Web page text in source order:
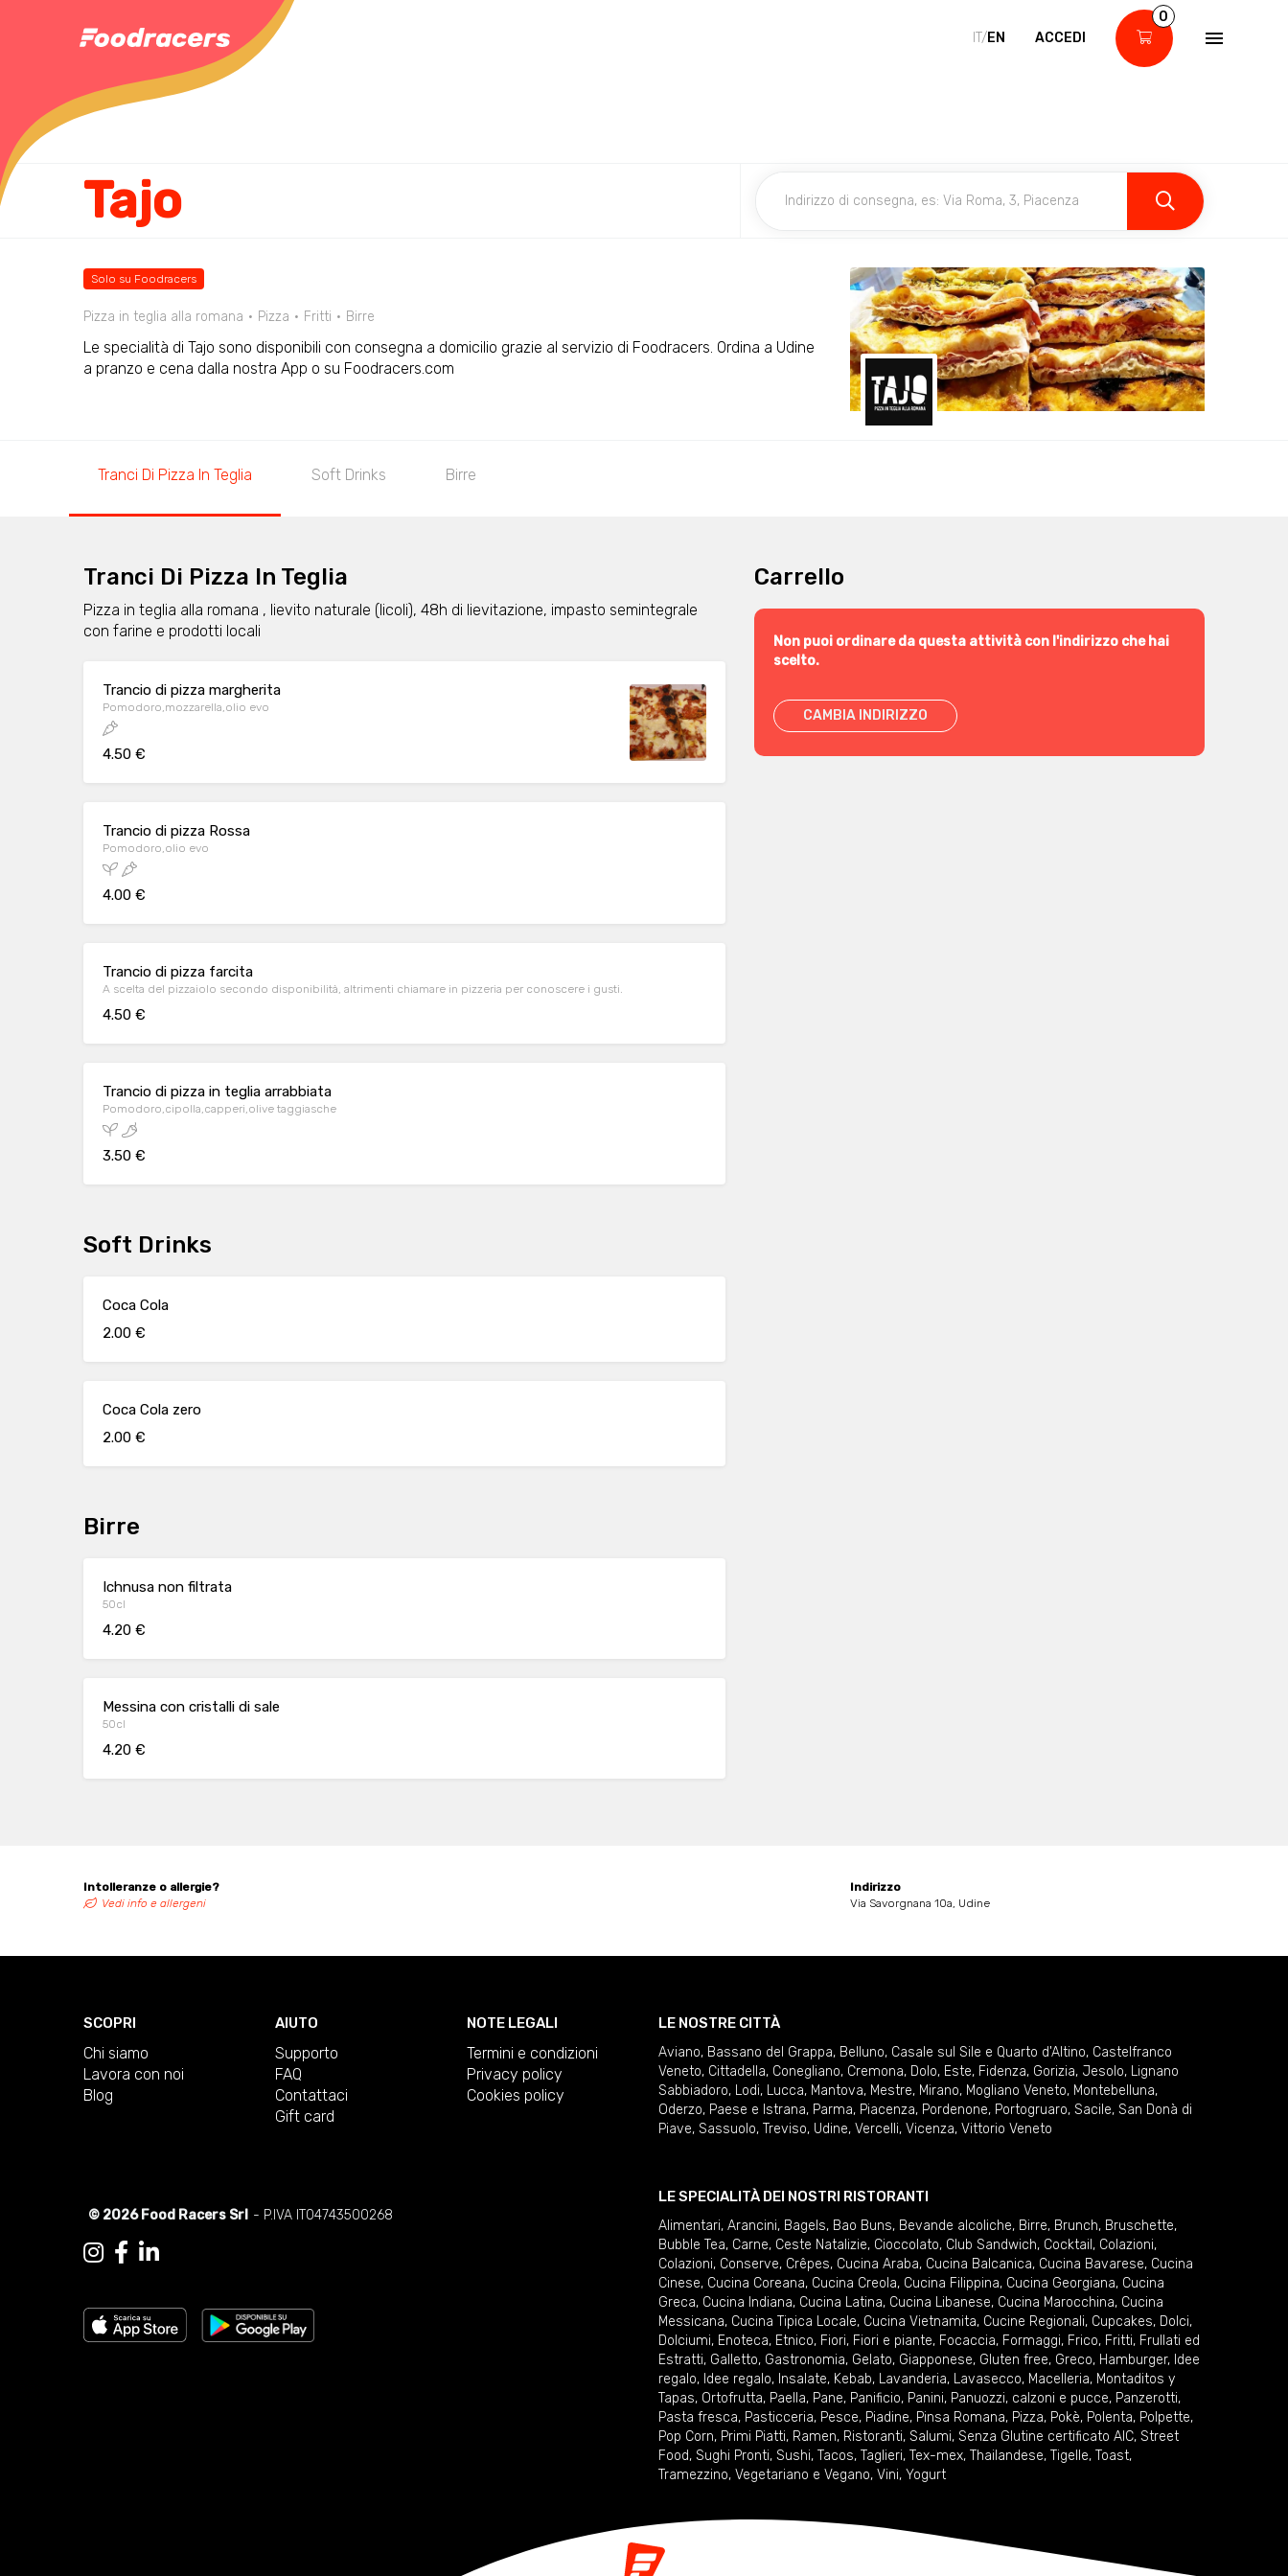
IT/EN ACCEDI
0
Tajo
Solo su Foodracers
Pizza in teglia alla romana Pizza Fritti Birre
Le specialità di Tajo sono disponibili con consegna a domicilio grazie al servizio di Foodracers. Ordina a Udine
a pranzo e cena dalla nostra App o su Foodracers.com
Tranci Di Pizza In Teglia Soft Drinks Birre
Tranci Di Pizza In Teglia
Pizza in teglia alla romana , lievito naturale (licoli), 48h di lievitazione, impasto semintegrale
con farine e prodotti locali
Trancio di pizza margherita
Pomodoro,mozzarella,olio evo
4.50 €
Trancio di pizza Rossa
Pomodoro,olio evo
4.00 €
Trancio di pizza farcita
A scelta del pizzaiolo secondo disponibilità, altrimenti chiamare in pizzeria per conoscere i gusti.
4.50 €
Trancio di pizza in teglia arrabbiata
Pomodoro,cipolla,capperi,olive taggiasche
3.50 €
Soft Drinks
Coca Cola
2.00 €
Coca Cola zero
2.00 €
Birre
Ichnusa non filtrata
50cl
4.20 €
Messina con cristalli di sale
50cl
4.20 €
Carrello
Non puoi ordinare da questa attività con l'indirizzo che hai
scelto.
CAMBIA INDIRIZZO
Intolleranze o allergie?
Vedi info e allergeni
Indirizzo
Via Savorgnana 10a, Udine
SCOPRI
Chi siamo
Lavora con noi
Blog
AIUTO
Supporto
FAQ
Contattaci
Gift card
NOTE LEGALI
Termini e condizioni
Privacy policy
Cookies policy
© 2026 Food Racers Srl - P.IVA IT04743500268
LE NOSTRE CITTÀ
Aviano, Bassano del Grappa, Belluno, Casale sul Sile e Quarto d'Altino, Castelfranco
Veneto, Cittadella, Conegliano, Cremona, Dolo, Este, Fidenza, Gorizia, Jesolo, Lignano
Sabbiadoro, Lodi, Lucca, Mantova, Mestre, Mirano, Mogliano Veneto, Montebelluna,
Oderzo, Paese e Istrana, Parma, Piacenza, Pordenone, Portogruaro, Sacile, San Donà di
Piave, Sassuolo, Treviso, Udine, Vercelli, Vicenza, Vittorio Veneto
LE SPECIALITÀ DEI NOSTRI RISTORANTI
Alimentari, Arancini, Bagels, Bao Buns, Bevande alcoliche, Birre, Brunch, Bruschette,
Bubble Tea, Carne, Ceste Natalizie, Cioccolato, Club Sandwich, Cocktail , Colazioni,
Colazioni, Conserve, Crêpes, Cucina Araba, Cucina Balcanica, Cucina Bavarese, Cucina
Cinese, Cucina Coreana, Cucina Creola, Cucina Filippina, Cucina Georgiana, Cucina
Greca, Cucina Indiana, Cucina Latina, Cucina Libanese, Cucina Marocchina, Cucina
Messicana, Cucina Tipica Locale, Cucina Vietnamita, Cucine Regionali, Cupcakes, Dolci,
Dolciumi, Enoteca, Etnico, Fiori, Fiori e piante, Focaccia, Formaggi, Frico, Fritti, Frullati ed
Estratti, Galletto, Gastronomia, Gelato, Giapponese, Gluten free, Greco, Hamburger, Idee
regalo, Idee regalo, Insalate, Kebab, Lavanderia, Lavasecco, Macelleria, Montaditos y
Tapas, Ortofrutta, Paella, Pane, Panificio, Panini, Panuozzi, calzoni e pucce, Panzerotti,
Pasta fresca, Pasticceria, Pesce, Piadine, Pinsa Romana, Pizza, Pokè, Polenta, Polpette,
Pop Corn, Primi Piatti, Ramen, Ristoranti, Salumi, Senza Glutine certificato AIC, Street
Food, Sughi Pronti, Sushi, Tacos, Taglieri, Tex-mex, Thailandese, Tigelle, Toast,
Tramezzino, Vegetariano e Vegano, Vini, Yogurt